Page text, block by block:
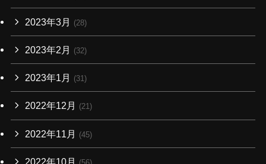
2023年3月 (28)
2023年2月 (32)
2023年1月 (31)
2022年12月 (21)
2022年11月 (45)
2022年10月